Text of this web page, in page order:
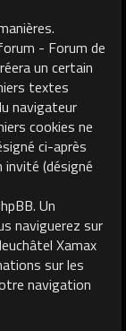
- Forum de
un certain
textes
navigateur
cookies ne
ci-après
(désigné
Un
naviguerez sur
Xamax
sur les
navigation